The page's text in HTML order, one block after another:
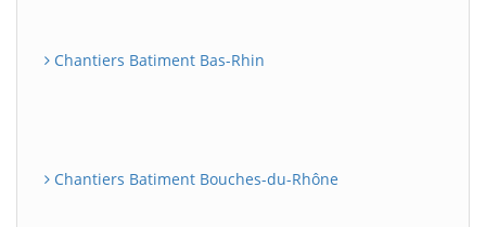
Chantiers Batiment Bas-Rhin
Chantiers Batiment Bouches-du-Rhône